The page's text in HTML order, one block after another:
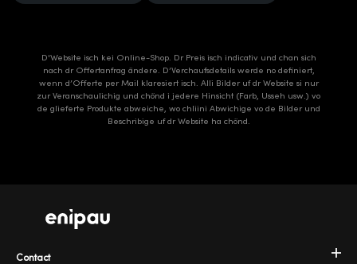
D'Website isch kei Online-Shop. Dr Preis isch indicativ und chan sich
nach dr Offertanfrag ändere. D’Verchaufsdetails werde no definiert,
wenn d’Offerte per Mail klaresiert isch. Alli Bilder uf dr Website si nur
zur Veranschaulichig und chönd i jedere Hinsicht (Farb, Usseh usw.) vo
de glieferte Produkte abweiche, wo chliini Abwichige vo de Bilder und
Beschribige uf dr Website ha chönd.
Contact